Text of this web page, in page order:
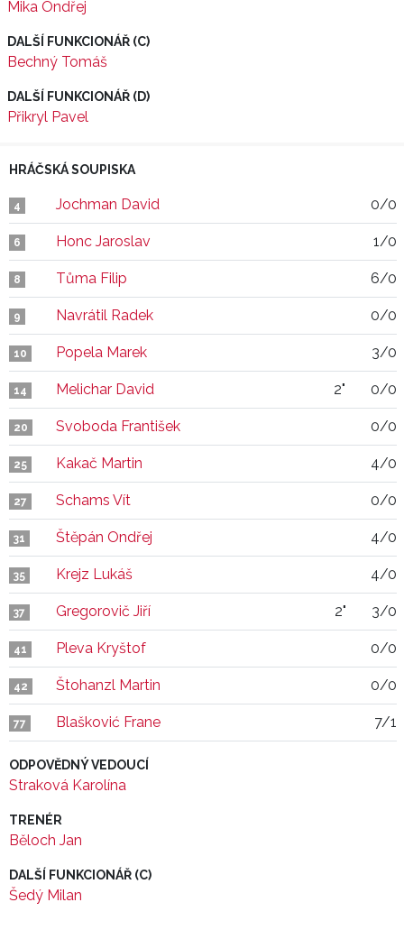
Mika Ondřej
DALŠÍ FUNKCIONÁŘ (C)
Bechný Tomáš
DALŠÍ FUNKCIONÁŘ (D)
Přikryl Pavel
HRÁČSKÁ SOUPISKA
4 Jochman David 0/0
6 Honc Jaroslav 1/0
8 Tůma Filip 6/0
9 Navrátil Radek 0/0
10 Popela Marek 3/0
14 Melichar David 2" 0/0
20 Svoboda František 0/0
25 Kakač Martin 4/0
27 Schams Vít 0/0
31 Štěpán Ondřej 4/0
35 Krejz Lukáš 4/0
37 Gregorovič Jiří 2" 3/0
41 Pleva Kryštof 0/0
42 Štohanzl Martin 0/0
77 Blašković Frane 7/1
ODPOVĚDNÝ VEDOUCÍ
Straková Karolína
TRENÉR
Běloch Jan
DALŠÍ FUNKCIONÁŘ (C)
Šedý Milan